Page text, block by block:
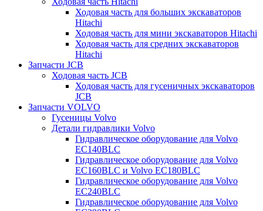
Ходовая часть для больших экскаваторов
Hitachi
Ходовая часть для мини экскаваторов Hitachi
Ходовая часть для средних экскаваторов
Hitachi
Запчасти JCB
Ходовая часть JCB
Ходовая часть для гусеничных экскаваторов
JCB
Запчасти VOLVO
Гусеницы Volvo
Детали гидравлики Volvo
Гидравлическое оборудование для Volvo
EC140BLC
Гидравлическое оборудование для Volvo
EC160BLC и Volvo EC180BLC
Гидравлическое оборудование для Volvo
EC240BLC
Гидравлическое оборудование для Volvo